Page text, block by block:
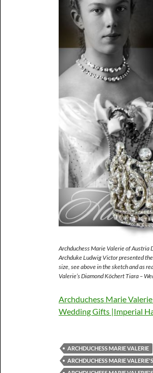
Archduchess Marie Valerie of
Archduke Ludwig Victor presented
size, see above in the sketch and as
Valerie’s Diamond Köchert Tiara –
Archduchess Marie
Wedding Gifts |Imperial
ARCHDUCHESS MARIE VALERIE
ARCHDUCHESS MARIE